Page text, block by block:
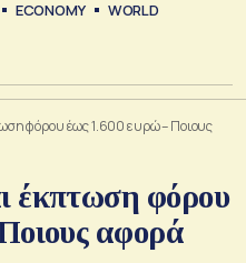
ECONOMY WORLD
φόρου έως 1.600 ευρώ – Ποιους
έκπτωση φόρου
αφορά